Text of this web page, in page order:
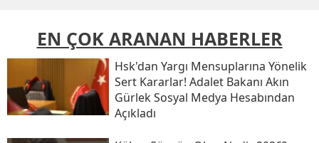
EN ÇOK ARANAN HABERLER
Hsk'dan Yargı Mensuplarına Yönelik
Sert Kararlar! Adalet Bakanı Akın
Gürlek Sosyal Medya Hesabından
Açıkladı